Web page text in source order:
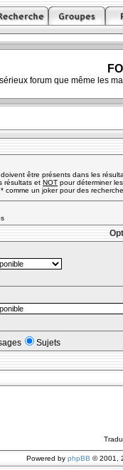
forum que même les
être présents dans les
résultats et NOT pour déterminer
comme un joker pour des
Sujets
Powered by phpBB © 2001,